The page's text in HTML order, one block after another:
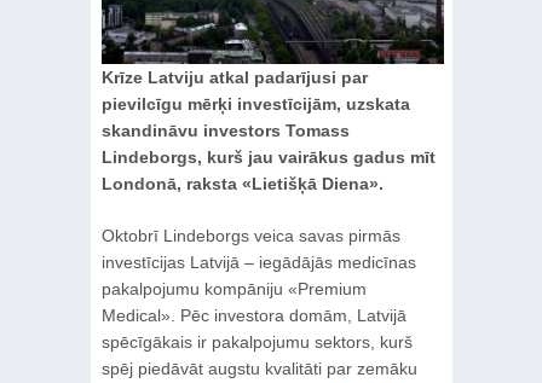
Krīze Latviju atkal padarījusi par
pievilcīgu mērķi investīcijām, uzskata
skandināvu investors Tomass
Lindeborgs, kurš jau vairākus gadus mīt
Londonā, raksta «Lietišķā Diena».
Oktobrī Lindeborgs veica savas pirmās
investīcijas Latvijā – iegādājās medicīnas
pakalpojumu kompāniju «Premium
Medical». Pēc investora domām, Latvijā
spēcīgākais ir pakalpojumu sektors, kurš
spēj piedāvāt augstu kvalitāti par zemāku